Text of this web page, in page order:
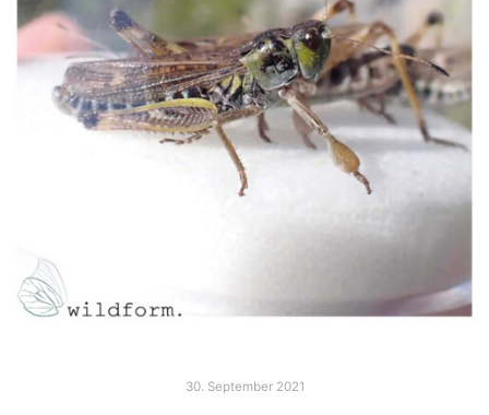
30. September 2021